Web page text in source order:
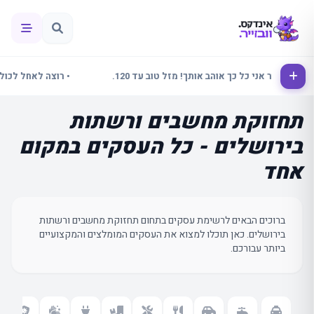
• אלינור אני כל כך אוהב אותך! מזל טוב עד 120. • רוצה לאחל
תחזוקת מחשבים ורשתות
בירושלים - כל העסקים במקום
אחד
ברוכים הבאים לרשימת עסקים בתחום תחזוקת מחשבים ורשתות
בירושלים. כאן תוכלו למצוא את העסקים המומלצים והמקצועיים
ביותר עבורכם.